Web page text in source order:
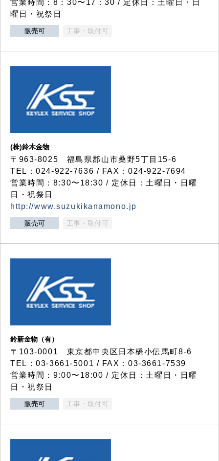
営業時間：8：30〜17：30 / 定休日：土曜日・日
曜日・祝祭日
販売可 工事・取付可
(株)鈴木金物
〒963-8025 福島県郡山市桑野5丁目15-6
TEL：024-922-7636 / FAX：024-922-7694
営業時間：8:30〜18:30 / 定休日：土曜日・日曜
日・祝祭日
http://www.suzukikanamono.jp
販売可 工事・取付可
鈴新金物（有）
〒103-0001 東京都中央区日本橋小伝馬町8-6
TEL：03-3661-5001 / FAX：03-3661-7539
営業時間：9:00〜18:00 / 定休日：土曜日・日曜
日・祝祭日
販売可 工事・取付可